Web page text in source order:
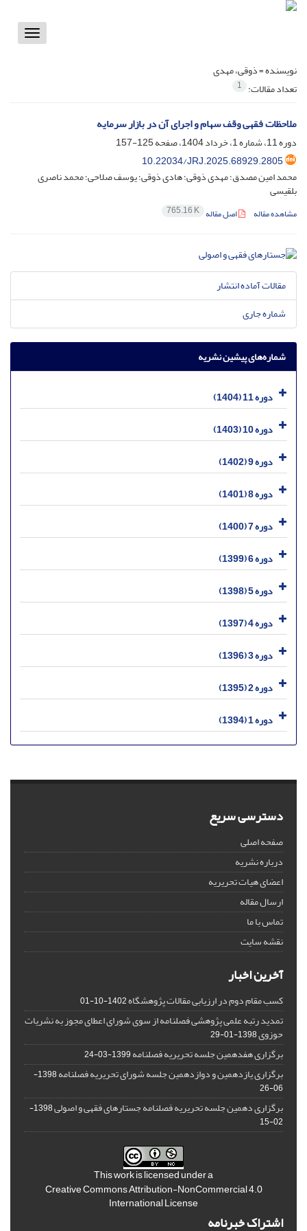
Toggle
نویسنده =ذوقی، مهدی
تعداد مقالات: 1
ملاحظات فقهی وقف سهام و اجرای آن در بازار سرمایه
دوره 11، شماره 1، خرداد 1404، صفحه
125-157
10.22034/JRJ.2025.68929.2805
محمد امین مصدق؛ مهدی ذوقی؛ هادی ذوقی؛ یوسف صلاحی؛ محمد ناصری
بلقیسی
مشاهده مقاله اصل مقاله 765.16 K
مقالات آماده انتشار
شماره جاری
شماره‌های پیشین نشریه
دوره 11 (1404)
دوره 10 (1403)
دوره 9 (1402)
دوره 8 (1401)
دوره 7 (1400)
دوره 6 (1399)
دوره 5 (1398)
دوره 4 (1397)
دوره 3 (1396)
دوره 2 (1395)
دوره 1 (1394)
دسترسی سریع
صفحه اصلی
درباره نشریه
اعضای هیات تحریریه
ارسال مقاله
تماس با ما
نقشه سایت
آخرین اخبار
کسب مقام دوم در ارزیابی مقالات پژوهشگاه1402-10-01
تمدید رتبه علمی پژوهشی فصلنامه از سوی شورای اعطای مجوز به نشریات
حوزوی1398-01-29
برگزاری هفدهمین جلسه تحریریه فصلنامه1399-03-24
برگزاری یازدهمین و دوازدهمین جلسه شورای تحریریه فصلنامه
1398-
06-26
برگزاری دهمین جلسه تحریریه فصلنامه جستارهای فقهی و اصولی
1398-
02-15
This work is licensed under a
Creative Commons Attribution-NonCommercial 4.0
International License
اشتراک خبرنامه